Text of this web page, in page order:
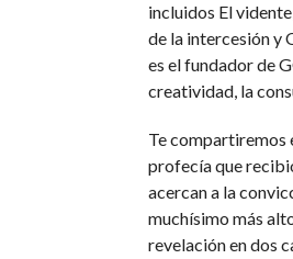
incluidos El
de la intercesión y
es el fundador de
creatividad, la
Te compartiremos
profecía que
acercan a la
muchísimo más
revelación en dos